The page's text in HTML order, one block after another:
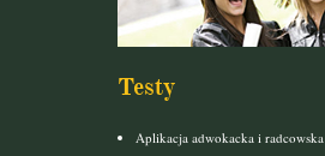
Testy
Aplikacja adwokacka i radcowska